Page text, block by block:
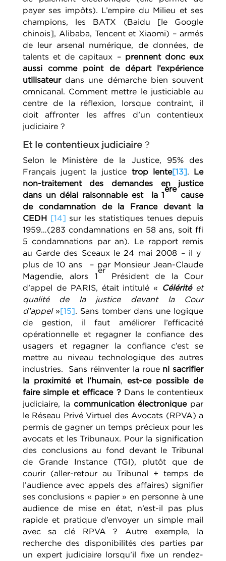
payer ses impôts). L’empire du Milieu et ses
champions, les BATX (Baidu [le Google
chinois], Alibaba, Tencent et Xiaomi) – armés
de leur arsenal numérique, de données, de
talents et de capitaux – prennent donc eux
aussi comme point de départ l’expérience
utilisateurdans une démarche bien souvent
omnicanal. Comment mettre le justiciable au
centre de la réflexion, lorsque contraint, il
doit affronter les affres d’un contentieux
judiciaire ?
Et le contentieux judiciaire?
Selon le Ministère de la Justice, 95% des
Français jugent la justice trop lente[13]. Le
non-traitement des demandes en justice
dans un délai raisonnable est la 1
ère
cause
de condamnation de la France devant la
CEDH [14] sur les statistiques tenues depuis
1959…(283 condamnations en 58 ans, soit ≈
5 condamnations par an). Le rapport remis
au Garde des Sceaux le 24 mai 2008 – il y
plus de 10 ans – par Monsieur Jean-Claude
Magendie, alors 1
er
Président de la Cour
d’appel de PARIS, était intitulé « Céléritéet
qualité de la justice devant la Cour
d’appel »[15]. Sans tomber dans une logique
de gestion, il faut améliorer l’efficacité
opérationnelle et regagner la confiance des
usagers et regagner la confiance c’est se
mettre au niveau technologique des autres
industries.
Sans réinventer la roue ni sacrifier
la proximité et l’humain,est-ce possible de
faire simple et efficace ?Dans le contentieux
judiciaire, la communication électroniquepar
le Réseau Privé Virtuel des Avocats (RPVA) a
permis de gagner un temps précieux pour les
avocats et les Tribunaux. Pour la signification
des conclusions au fond devant le Tribunal
de Grande Instance (TGI), plutôt que de
courir (aller-retour au Tribunal + temps de
l’audience avec appels des affaires) signifier
ses conclusions « papier » en personne à une
audience de mise en état, n’est-il pas plus
rapide et pratique d’envoyer un simple mail
avec sa clé RPVA ? Autre exemple, la
recherche des disponibilités des parties par
un expert judiciaire lorsqu’il fixe un rendez-